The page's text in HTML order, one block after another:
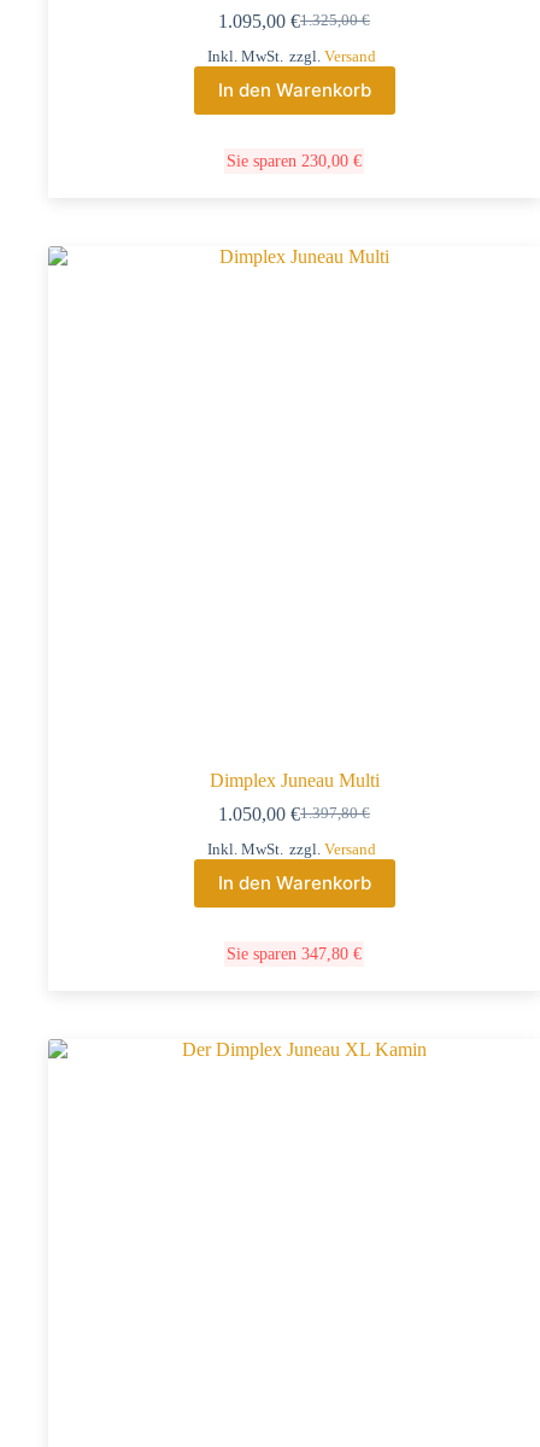
1.325,00€
1.095,00 €
Inkl. MwSt. zzgl. Versand
In den Warenkorb
Sie sparen 230,00 €
Dimplex Juneau Multi
1.397,80€
1.050,00 €
Inkl. MwSt. zzgl. Versand
In den Warenkorb
Sie sparen 347,80 €